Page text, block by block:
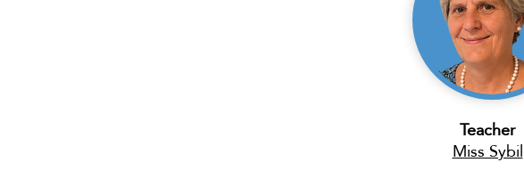
Teacher
Miss Sybil